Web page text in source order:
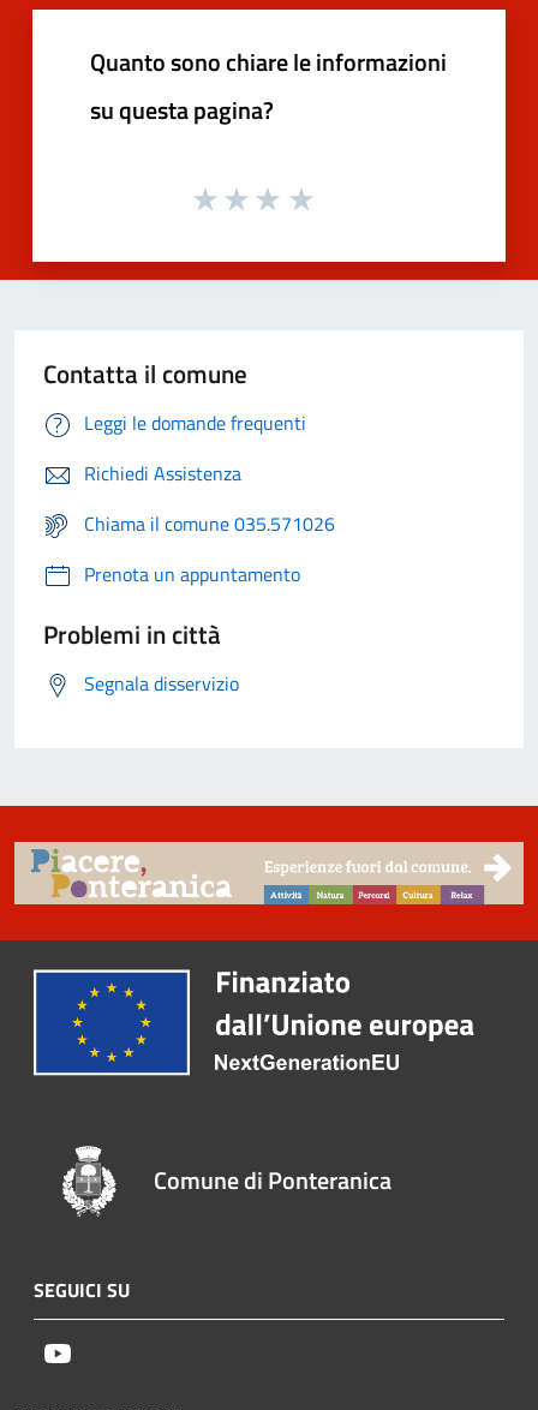
Quanto sono chiare le informazioni
su questa pagina?
Contatta il comune
Leggi le domande frequenti
Richiedi Assistenza
Chiama il comune 035.571026
Prenota un appuntamento
Problemi in città
Segnala disservizio
Comune di Ponteranica
SEGUICI SU